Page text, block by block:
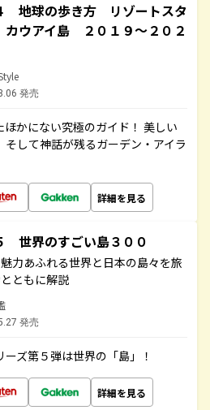
地球の歩き方 リゾートスタ
ウアイ島 ２０１９～２０２
発売
かにない究極のガイド！ 美しい
して神話が残るガーデン・アイラ
詳細を見る
世界のすごい島３００
力あふれる世界と日本の島々を旅
ともに解説
発売
ーズ第５弾は世界の「島」！
詳細を見る